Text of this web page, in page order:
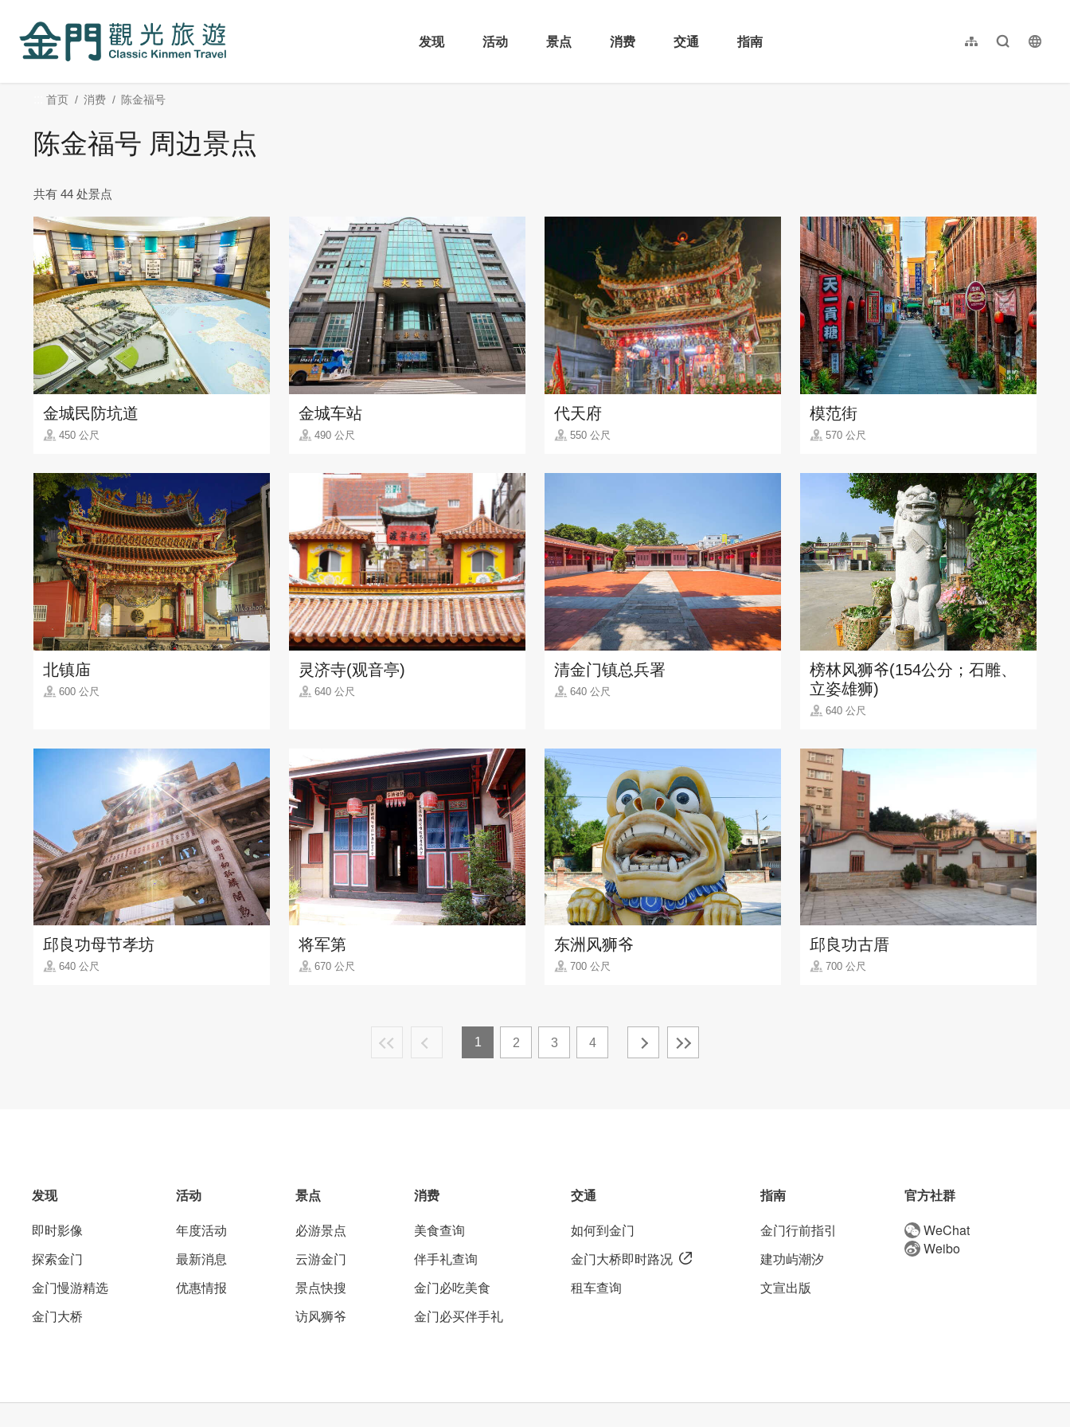
内
发现
活动 景点 消费 交通 指南 网站导览全文检索
繁體中文
首页 消费 陈金福号
陈金福号 周边景点
共有 44 处景点
金城民防坑道
450 公尺
金城车站
490 公尺
代天府
550 公尺
模范街
570 公尺
北镇庙
600 公尺
灵济寺(观音亭)
640 公尺
清金门镇总兵署
640 公尺
榜林风狮爷(154公分；石雕、
立姿雄狮)
640 公尺
邱良功母节孝坊
640 公尺
将军第
670 公尺
东洲风狮爷
700 公尺
邱良功古厝
700 公尺
1 2 3 4
发现
即时影像
探索金门
金门慢游精选
金门大桥
活动
年度活动
最新消息
优惠情报
景点
必游景点
云游金门
景点快搜
访风狮爷
消费
美食查询
伴手礼查询
金门必吃美食
金门必买伴手礼
交通
如何到金门
金门大桥即时路况
租车查询
指南
金门行前指引
建功屿潮汐
文宣出版
官方社群
WeChat
Weibo